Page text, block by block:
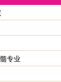
专业